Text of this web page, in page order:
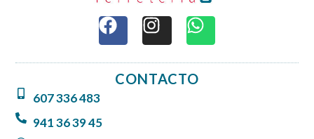
F
a
c
e
b
I
n
s
t
a
W
h
a
t
CONTACTO
607 336 483
941 36 39 45